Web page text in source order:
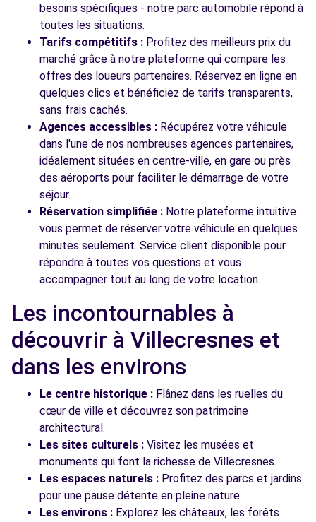
besoins spécifiques - notre parc automobile répond à
toutes les situations.
Tarifs compétitifs : Profitez des meilleurs prix du
marché grâce à notre plateforme qui compare les
offres des loueurs partenaires. Réservez en ligne en
quelques clics et bénéficiez de tarifs transparents,
sans frais cachés.
Agences accessibles : Récupérez votre véhicule
dans l'une de nos nombreuses agences partenaires,
idéalement situées en centre-ville, en gare ou près
des aéroports pour faciliter le démarrage de votre
séjour.
Réservation simplifiée : Notre plateforme intuitive
vous permet de réserver votre véhicule en quelques
minutes seulement. Service client disponible pour
répondre à toutes vos questions et vous
accompagner tout au long de votre location.
Les incontournables à
découvrir à Villecresnes et
dans les environs
Le centre historique : Flânez dans les ruelles du
cœur de ville et découvrez son patrimoine
architectural.
Les sites culturels : Visitez les musées et
monuments qui font la richesse de Villecresnes.
Les espaces naturels : Profitez des parcs et jardins
pour une pause détente en pleine nature.
Les environs : Explorez les châteaux, les forêts